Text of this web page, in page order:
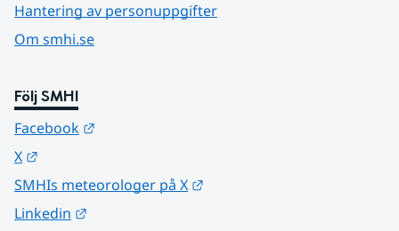
Hantering av personuppgifter
Om smhi.se
Följ SMHI
Facebook
X
SMHIs meteorologer på X
Linkedin